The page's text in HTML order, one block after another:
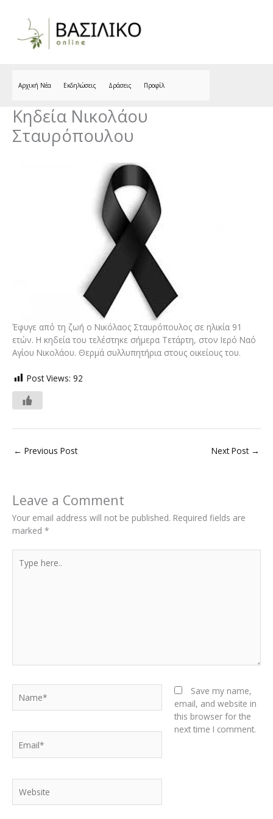
Αρχική Νέα Εκδηλώσεις Δράσεις Προφίλ
Κηδεία Νικολάου
Σταυρόπουλου
Έφυγε από τη ζωή ο Νικόλαος Σταυρόπουλος σε ηλικία 91
ετών. Η κηδεία του τελέστηκε σήμερα Τετάρτη, στον Ιερό Ναό
Αγίου Νικολάου. Θερμά συλλυπητήρια στους οικείους του.
Post Views: 92
← Previous Post Next Post →
Leave a Comment
Your email address will not be published. Required fields are
marked *
here..
Save my name,
email, and website in
this browser for the
next time I comment.